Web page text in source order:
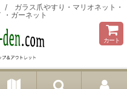
ガラス爪やすり・マリオネット・
・ガーネット
カート